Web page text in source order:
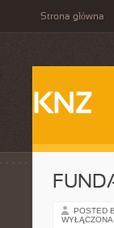
Strona główna
KNZ
POSTED
WYŁĄCZONA